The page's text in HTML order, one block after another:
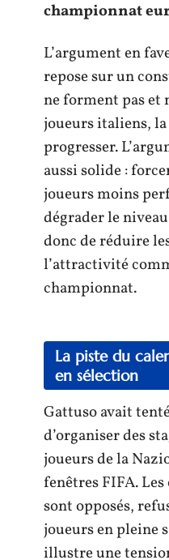
championnat
L’argument en
repose sur un
ne forment pas et
joueurs italiens,
progresser.
aussi solide :
joueurs moins
dégrader le
donc de réduire
l’attractivité
championnat.
La piste du
en sélection
Gattuso avait
d’organiser des
joueurs de la
fenêtres FIFA. Les
sont opposés,
joueurs en pleine
illustre une